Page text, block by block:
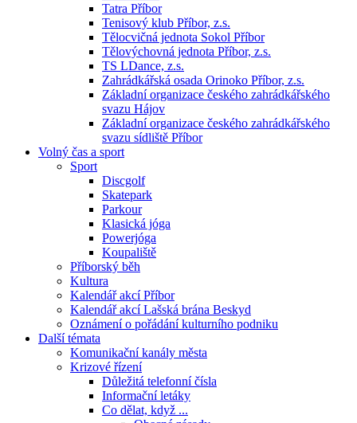
Tatra Příbor
Tenisový klub Příbor, z.s.
Tělocvičná jednota Sokol Příbor
Tělovýchovná jednota Příbor, z.s.
TS LDance, z.s.
Zahrádkářská osada Orinoko Příbor, z.s.
Základní organizace českého zahrádkářského
svazu Hájov
Základní organizace českého zahrádkářského
svazu sídliště Příbor
Volný čas a sport
Sport
Discgolf
Skatepark
Parkour
Klasická jóga
Powerjóga
Koupaliště
Příborský běh
Kultura
Kalendář akcí Příbor
Kalendář akcí Lašská brána Beskyd
Oznámení o pořádání kulturního podniku
Další témata
Komunikační kanály města
Krizové řízení
Důležitá telefonní čísla
Informační letáky
Co dělat, když ...